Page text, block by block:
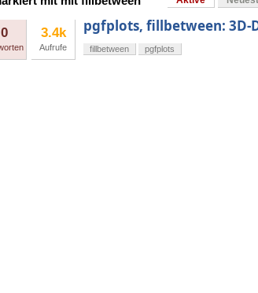
0 3.4k
Aufrufe
pgfplots, fillbetween:
fillbetween pgfplots